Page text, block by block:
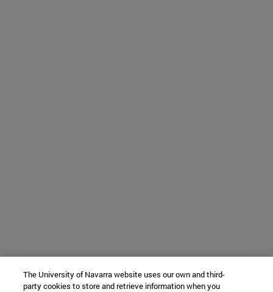
The University of Navarra website uses our own and third-
party cookies to store and retrieve information when you